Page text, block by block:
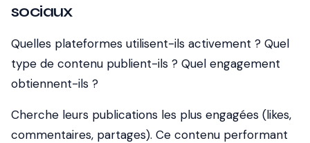
sociaux
Quelles plateformes utilisent-ils activement ? Quel
type de contenu publient-ils ? Quel engagement
obtiennent-ils ?
Cherche leurs publications les plus engagées (likes,
commentaires, partages). Ce contenu performant